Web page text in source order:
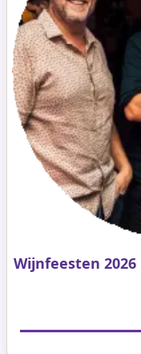
Wijnfeesten 2026